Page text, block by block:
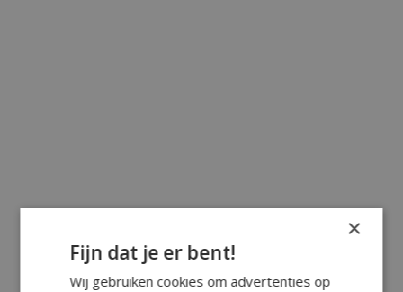
×
Fijn dat je er bent!
Wij gebruiken cookies om advertenties op